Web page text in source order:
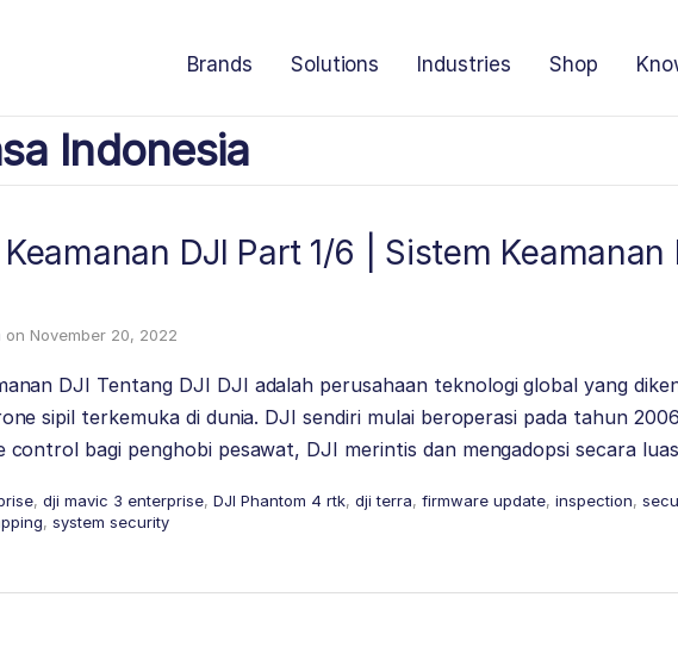
Brands Solutions Industries Shop
Indonesia
DJI Part 1/6 | Sistem
on November 20, 2022
DJI Tentang DJI DJI adalah perusahaan teknologi global yang
sipil terkemuka di dunia. DJI sendiri mulai beroperasi pada tahun
control bagi penghobi pesawat, DJI merintis dan mengadopsi secara
, dji mavic 3 enterprise, DJI Phantom 4 rtk, dji terra, firmware update, inspection,
, system security